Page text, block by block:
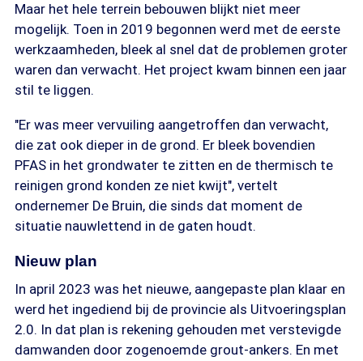
Maar het hele terrein bebouwen blijkt niet meer
mogelijk. Toen in 2019 begonnen werd met de eerste
werkzaamheden, bleek al snel dat de problemen groter
waren dan verwacht. Het project kwam binnen een jaar
stil te liggen.
"Er was meer vervuiling aangetroffen dan verwacht,
die zat ook dieper in de grond. Er bleek bovendien
PFAS in het grondwater te zitten en de thermisch te
reinigen grond konden ze niet kwijt", vertelt
ondernemer De Bruin, die sinds dat moment de
situatie nauwlettend in de gaten houdt.
Nieuw plan
In april 2023 was het nieuwe, aangepaste plan klaar en
werd het ingediend bij de provincie als Uitvoeringsplan
2.0. In dat plan is rekening gehouden met verstevigde
damwanden door zogenoemde grout-ankers. En met